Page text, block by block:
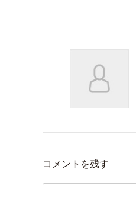
コメントを残す